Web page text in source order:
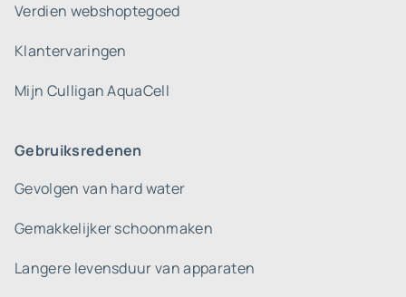
Verdien webshoptegoed
Klantervaringen
Mijn Culligan AquaCell
Gebruiksredenen
Gevolgen van hard water
Gemakkelijker schoonmaken
Langere levensduur van apparaten